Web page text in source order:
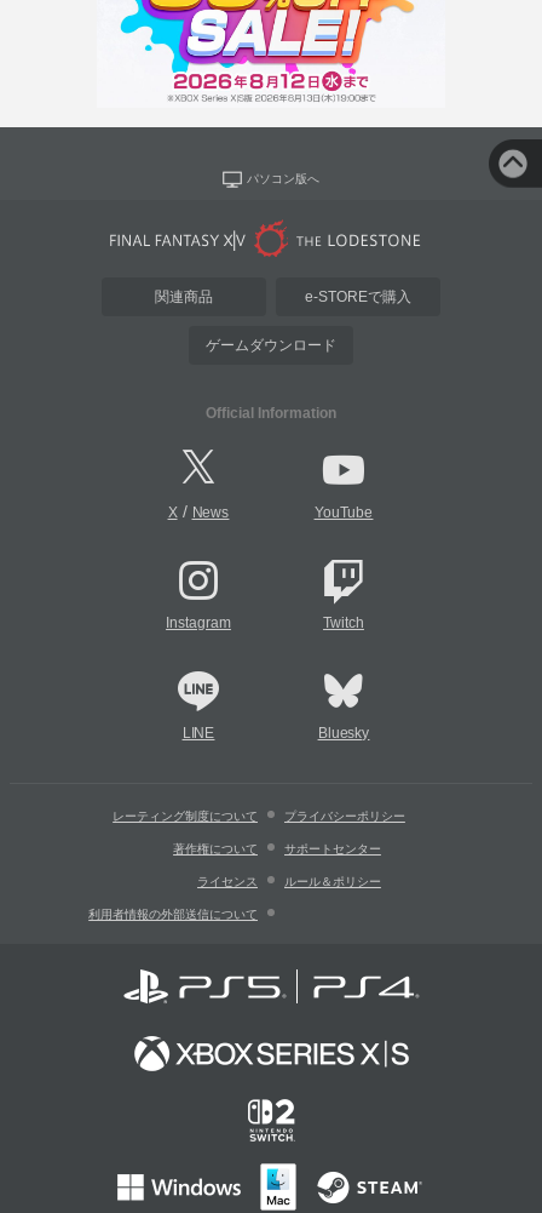
パソコン版へ
関連商品 e-STOREで購入
ゲームダウンロード
Official Information
X/ News YouTube
Instagram Twitch
LINE Bluesky
レーティング制度について プライバシーポリシー
著作権について サポートセンター
ライセンス ルール＆ポリシー
利用者情報の外部送信について